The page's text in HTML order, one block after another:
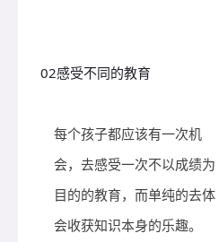
02感受不同的教育
每个孩子都应该有一次机
会，去感受一次不以成绩为
目的的教育，而单纯的去体
会收获知识本身的乐趣。